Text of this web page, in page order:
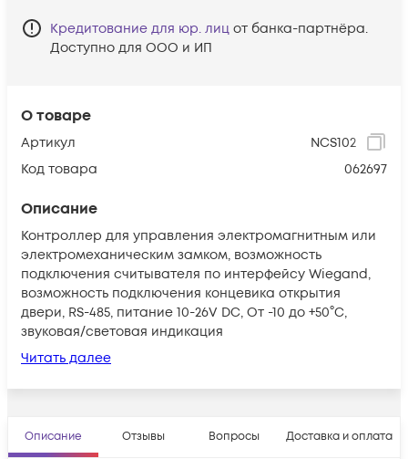
О товаре
Артикул
NCS102
Код товара
062697
Описание
Контроллер для управления электромагнитным или
электромеханическим замком, возможность
подключения считывателя по интерфейсу Wiegand,
возможность подключения концевика открытия
двери, RS-485, питание 10-26V DC, От -10 до +50°С,
звуковая/световая индикация
Читать далее
Кредитование для юр. лиц от банка-партнёра.
Доступно для ООО и ИП
Описание Отзывы Вопросы Доставка и оплата